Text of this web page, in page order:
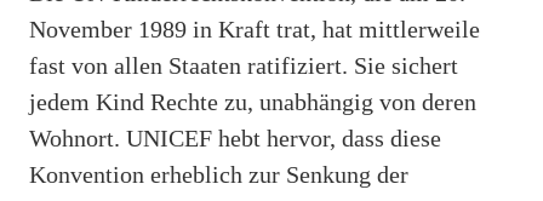
November 1989 in Kraft trat, hat mittlerweile
fast von allen Staaten ratifiziert. Sie sichert
jedem Kind Rechte zu, unabhängig von deren
Wohnort. UNICEF hebt hervor, dass diese
Konvention erheblich zur Senkung der